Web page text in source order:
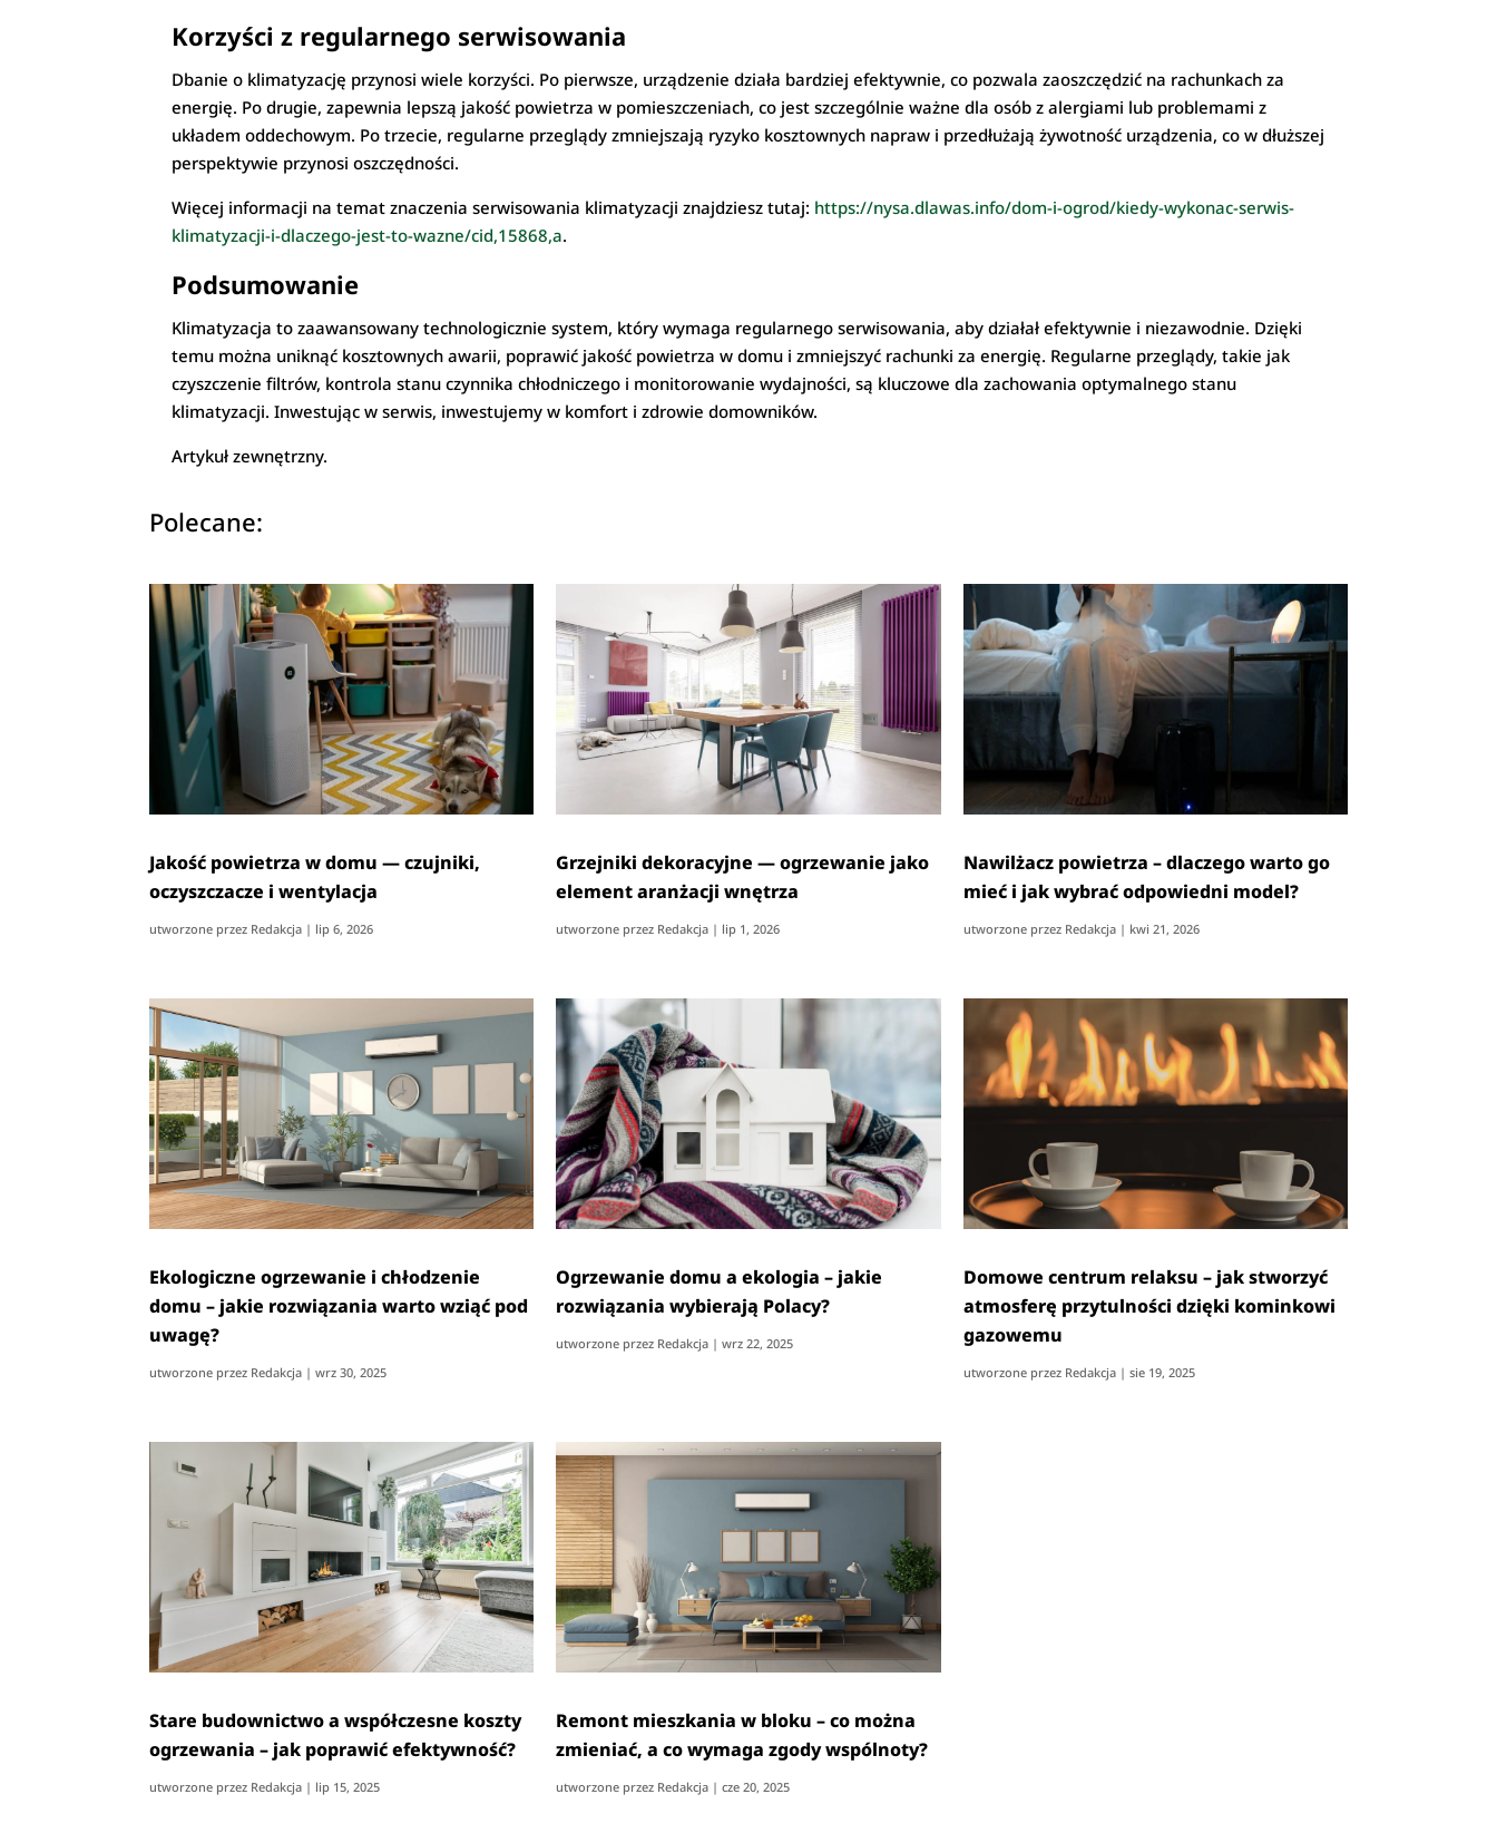
Korzyści z regularnego serwisowania
Dbanie o klimatyzację przynosi wiele korzyści. Po pierwsze, urządzenie działa bardziej efektywnie, co pozwala zaoszczędzić na rachunkach za
energię. Po drugie, zapewnia lepszą jakość powietrza w pomieszczeniach, co jest szczególnie ważne dla osób z alergiami lub problemami z
układem oddechowym. Po trzecie, regularne przeglądy zmniejszają ryzyko kosztownych napraw i przedłużają żywotność urządzenia, co w dłuższej
perspektywie przynosi oszczędności.
Więcej informacji na temat znaczenia serwisowania klimatyzacji znajdziesz tutaj: https://nysa.dlawas.info/dom-i-ogrod/kiedy-wykonac-serwis-
klimatyzacji-i-dlaczego-jest-to-wazne/cid,15868,a.
Podsumowanie
Klimatyzacja to zaawansowany technologicznie system, który wymaga regularnego serwisowania, aby działał efektywnie i niezawodnie. Dzięki
temu można uniknąć kosztownych awarii, poprawić jakość powietrza w domu i zmniejszyć rachunki za energię. Regularne przeglądy, takie jak
czyszczenie filtrów, kontrola stanu czynnika chłodniczego i monitorowanie wydajności, są kluczowe dla zachowania optymalnego stanu
klimatyzacji. Inwestując w serwis, inwestujemy w komfort i zdrowie domowników.
Artykuł zewnętrzny.
Polecane:
Jakość powietrza w domu — czujniki,
oczyszczacze i wentylacja
utworzone przez Redakcja | lip 6, 2026
Grzejniki dekoracyjne — ogrzewanie jako
element aranżacji wnętrza
utworzone przez Redakcja | lip 1, 2026
Nawilżacz powietrza – dlaczego warto go
mieć i jak wybrać odpowiedni model?
utworzone przez Redakcja| kwi 21, 2026
Ekologiczne ogrzewanie i chłodzenie
domu – jakie rozwiązania warto wziąć pod
uwagę?
utworzone przez Redakcja |wrz 30, 2025
Ogrzewanie domu a ekologia – jakie
rozwiązania wybierają Polacy?
utworzone przez Redakcja |wrz 22, 2025
Domowe centrum relaksu – jak stworzyć
atmosferę przytulności dzięki kominkowi
gazowemu
utworzone przez Redakcja| sie 19, 2025
Stare budownictwo a współczesne koszty
ogrzewania – jak poprawić efektywność?
utworzone przez Redakcja | lip 15, 2025
Remont mieszkania w bloku – co można
zmieniać, a co wymaga zgody wspólnoty?
utworzone przez Redakcja |cze 20, 2025